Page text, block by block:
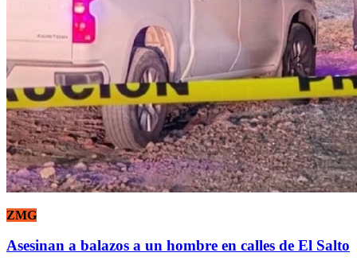
ZMG
Asesinan a balazos a un hombre en calles de El Salto